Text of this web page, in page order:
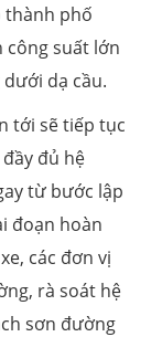
thành phố
công suất lớn
dạ cầu.
tới sẽ tiếp tục
đủ hệ
từ bước lập
đoạn hoàn
các đơn vị
rà soát hệ
sơn đường